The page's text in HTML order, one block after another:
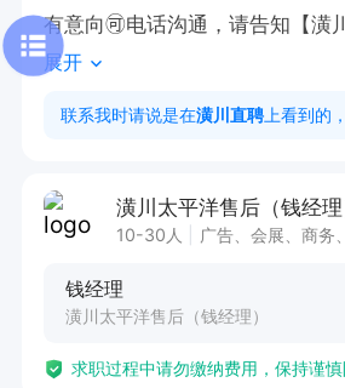
有意向🉑电话沟通，请告知【潢
展开
联系我时请说是在潢川直聘 上看到的
潢川太平洋售后（钱经理
10-30人 广告、会展、商务
钱经理
潢川太平洋售后（钱经理）
求职过程中请勿缴纳费用，保持谨慎